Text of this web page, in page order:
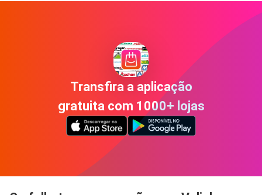
Transfira a aplicação
gratuita com 1000+ lojas